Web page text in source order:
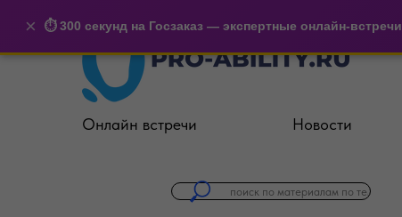
× ⏱️ 300 секунд на Госзаказ — экспертные онлайн-встречи
Онлайн встречи Новости